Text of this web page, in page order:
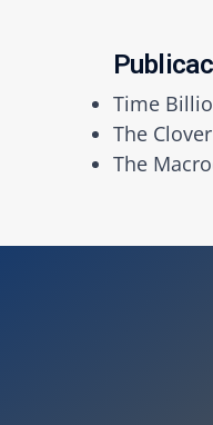
Time
The
The